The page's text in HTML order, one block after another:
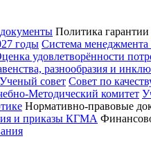
Политика гарантии
годы Система менеджмента
удовлетворённости
разнообразия и
Ученый совет Совет по
Методический комитет
Нормативно-правовые
и приказы КГМА